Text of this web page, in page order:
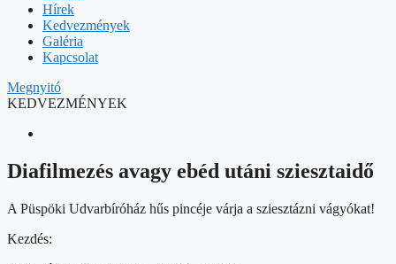
Hírek
Kedvezmények
Galéria
Kapcsolat
Megnyitó
KEDVEZMÉNYEK
Diafilmezés avagy ebéd utáni sziesztaidő
A Püspöki Udvarbíróház hűs pincéje várja a sziesztázni vágyókat!
Kezdés: